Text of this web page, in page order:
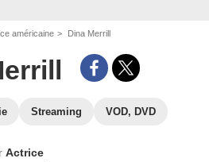
américaine Dina Merrill
Streaming VOD, DVD
Actrice